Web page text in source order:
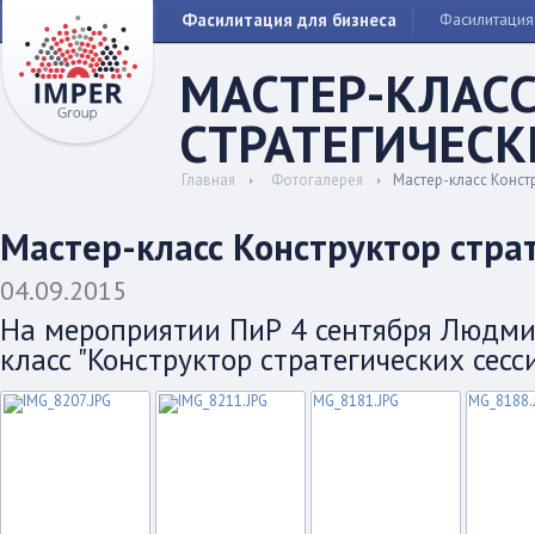
Фасилитация для бизнеса Фасилитация
МАСТЕР-
Главная Фотогалерея Мастер-класс
Мастер-класс Конструктор
04.09.2015
На мероприятии ПиР 4 сентября
класс "Конструктор стратегических